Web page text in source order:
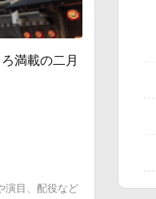
満載の二月
演目、配役など